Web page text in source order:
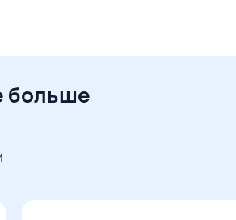
больше